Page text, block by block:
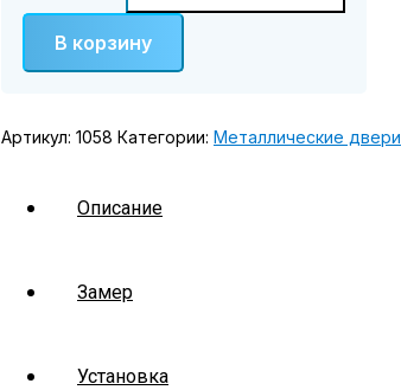
В корзину
Артикул: 1058 Категории: Металлические двери
Описание
Замер
Установка